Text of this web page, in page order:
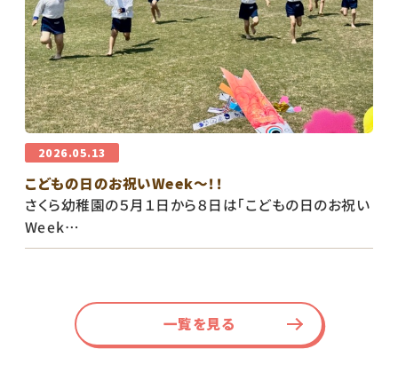
2026.05.13
こどもの日のお祝いWeek〜！！
さくら幼稚園の５月１日から８日は「こどもの日のお祝い
Week…
一覧を見る